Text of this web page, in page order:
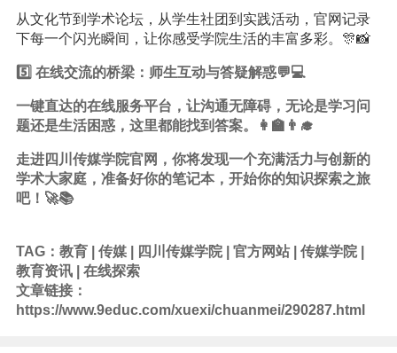
从文化节到学术论坛，从学生社团到实践活动，官网记录
下每一个闪光瞬间，让你感受学院生活的丰富多彩。🎊📸
5️⃣ 在线交流的桥梁：师生互动与答疑解惑💬💻
一键直达的在线服务平台，让沟通无障碍，无论是学习 问
题还是生活困惑，这里都能找到答案。👩‍🏫👨‍🎓
走进四川传媒学院官网，你将发现一个充满活力与创新的
学术大家庭，准备好你的笔记本，开始你的知识探索之旅
吧！🚀📚
TAG： 教育| 传媒| 四川传媒学院| 官方网站| 传媒学院|
教育资讯| 在线探索
文章链接：
https://www.9educ.com/xuexi/chuanmei/290287.html